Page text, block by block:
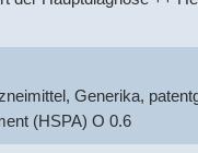
Generika,
(HSPA) O 0.6